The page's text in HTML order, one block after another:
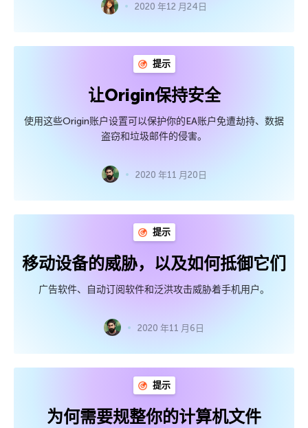
2020 年12 月24日
提示
让Origin保持安全
使用这些Origin账户设置可以保护你的EA账户免遭劫持、数据
盗窃和垃圾邮件的侵害。
2020 年11 月20日
提示
移动设备的威胁，以及如何抵御它们
广告软件、自动订阅软件和泛洪攻击威胁着手机用户。
2020 年11 月6日
提示
为何需要规整你的计算机文件